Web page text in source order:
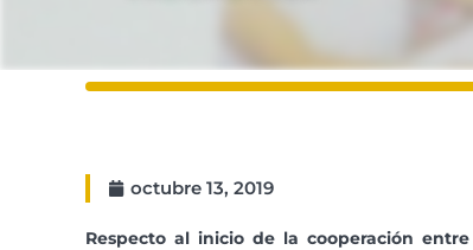
octubre 13, 2019
Respecto al inicio de la cooperación